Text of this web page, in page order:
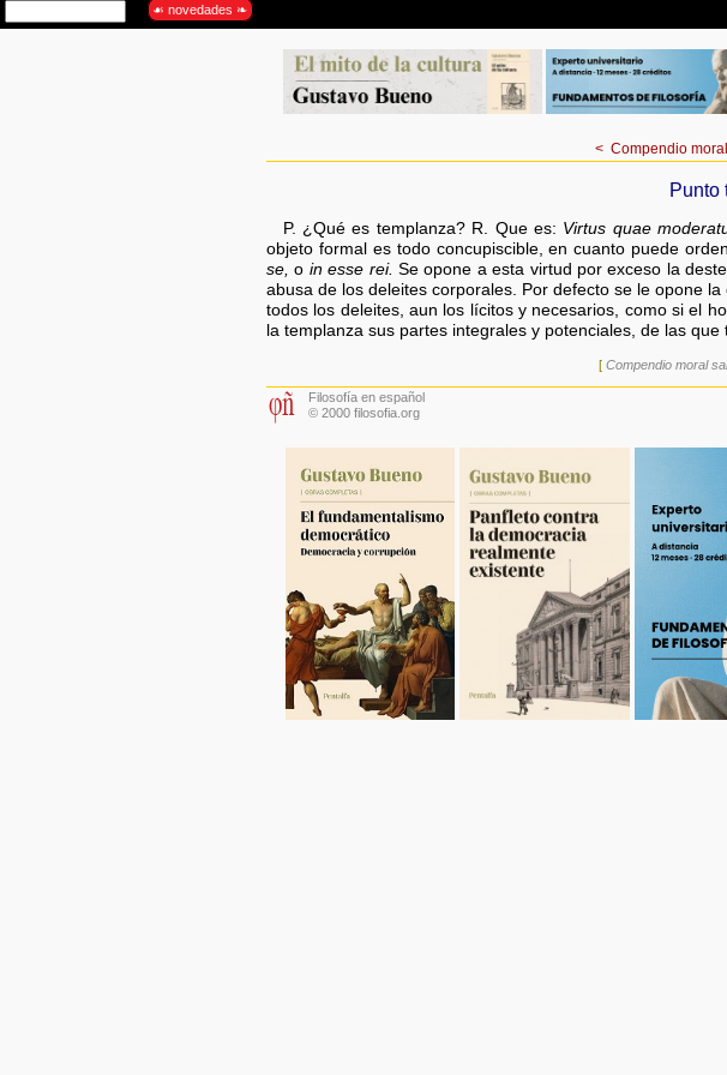
< Compendio
Punto
P. ¿Qué es templanza? R. Que es: Virtus quae
objeto formal es todo concupiscible, en cuanto puede
se, o in esse rei. Se opone a esta virtud por exceso la
abusa de los deleites corporales. Por defecto se le opone
todos los deleites, aun los lícitos y necesarios, como si el
la templanza sus partes integrales y potenciales, de las
[ Compendio moral
Filosofía en español
© 2000 filosofia.org